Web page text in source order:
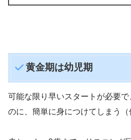
黄金期は幼児期
可能な限り早いスタートが必要
のに、簡単に身につけてしまう（